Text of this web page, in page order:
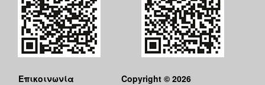
Επικοινωνία
Copyright © 2026